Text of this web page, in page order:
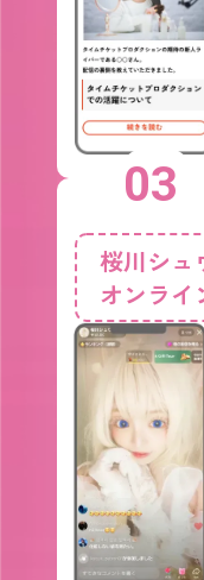
03
桜川シュ
オンライ